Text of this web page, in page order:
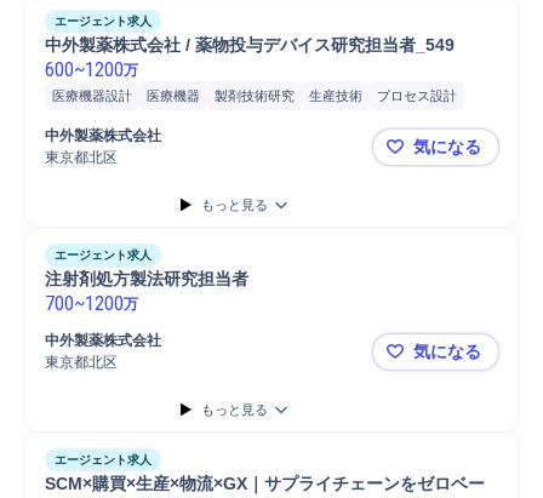
エージェント求人
600~1200万
医療機器設計 医療機器 製剤技術研究 生産技術
プロセス設計
工程設計
製品開発
博士採用
中外製薬株式会社
東京都北区
中外製薬株
気になる
もっと見る
エージェント求人
注射剤処方製法研究担当者
700~1200万
中外製薬株式会社
東京都北区
注射剤処方
気になる
もっと見る
エージェント求人
SCM×購買×生産×物流×GX｜サプライチェーンをゼロベー